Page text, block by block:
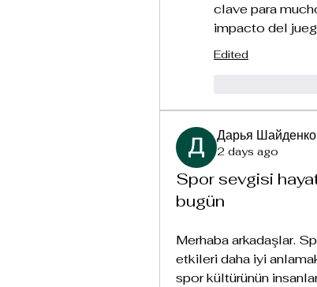
clave para
impacto del
Edited
Дарья
2 days ago
Spor sevgisi
bugün
Merhaba arkadaşlar.
etkileri daha iyi
spor kültürünün